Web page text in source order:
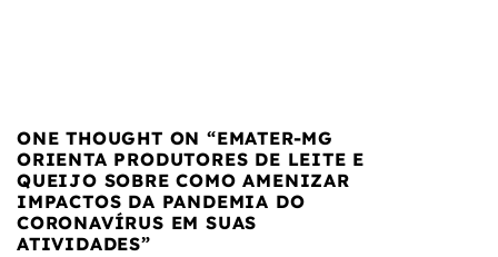
ONE THOUGHT ON “EMATER-MG
ORIENTA PRODUTORES DE LEITE E
QUEIJO SOBRE COMO AMENIZAR
IMPACTOS DA PANDEMIA DO
CORONAVÍRUS EM SUAS
ATIVIDADES”